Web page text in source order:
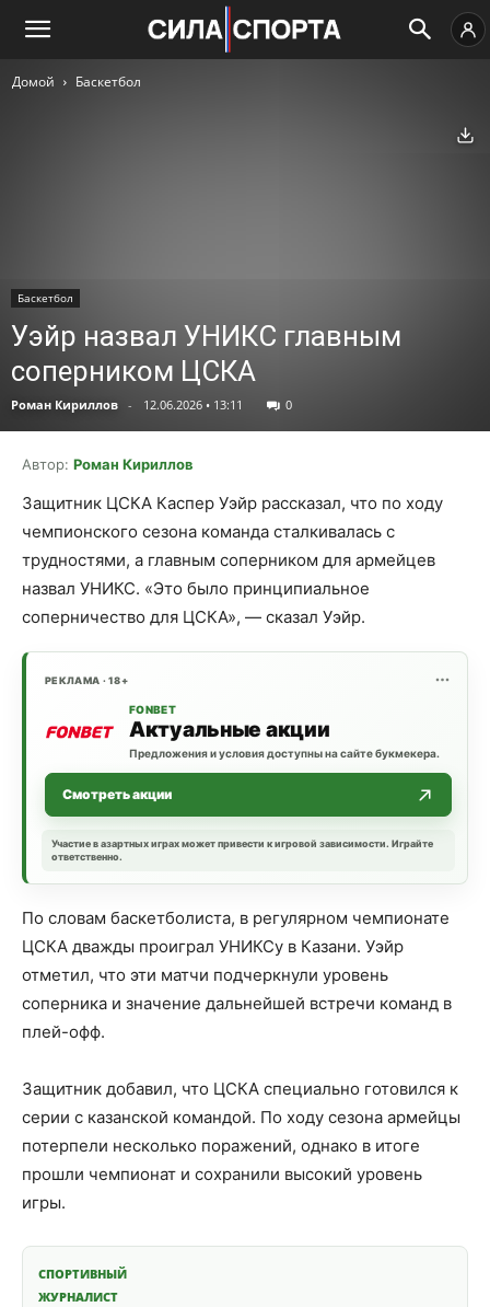
Домой Баскетбол
Баскетбол
Уэйр назвал УНИКС главным
соперником ЦСКА
Роман Кириллов - 12.06.2026 • 13:11 0
Автор: Роман Кириллов
Защитник ЦСКА Каспер Уэйр рассказал, что по ходу
чемпионского сезона команда сталкивалась с
трудностями, а главным соперником для армейцев
назвал УНИКС. «Это было принципиальное
соперничество для ЦСКА», — сказал Уэйр.
РЕКЛАМА · 18+
FONBET
Актуальные акции
Предложения и условия доступны на сайте букмекера.
Смотреть акции
Участие в азартных играх может привести к игровой зависимости. Играйте
ответственно.
По словам баскетболиста, в регулярном чемпионате
ЦСКА дважды проиграл УНИКСу в Казани. Уэйр
отметил, что эти матчи подчеркнули уровень
соперника и значение дальнейшей встречи команд в
плей-офф.
Защитник добавил, что ЦСКА специально готовился к
серии с казанской командой. По ходу сезона армейцы
потерпели несколько поражений, однако в итоге
прошли чемпионат и сохранили высокий уровень
игры.
СПОРТИВНЫЙ
ЖУРНАЛИСТ